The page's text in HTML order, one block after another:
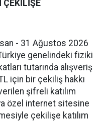
ÇEKİLİŞE
- 31 Ağustos 2026
genelindeki fiziki
tutarında alışveriş
için bir çekiliş hakkı
şifreli katılım
özel internet sitesine
çekilişe katılım